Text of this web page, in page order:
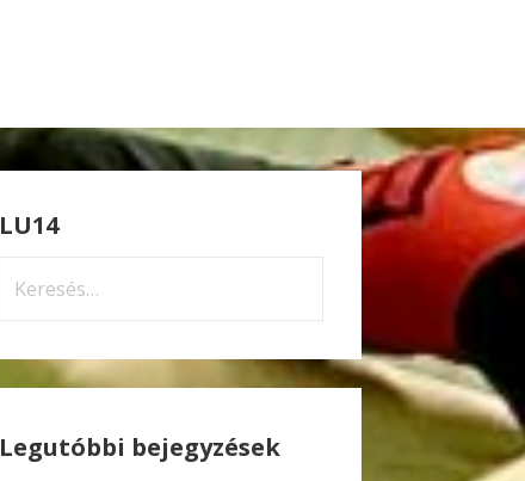
LU14
Legutóbbi bejegyzések